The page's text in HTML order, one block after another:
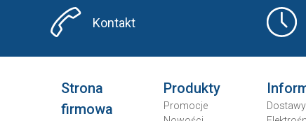
Kontakt
Strona
firmowa
Produkty
Promocje
Dostawy